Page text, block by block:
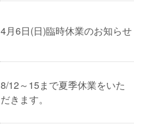
4月6日(日)臨時休業のお知らせ
8/12～15まで夏季休業をいた
だきます。